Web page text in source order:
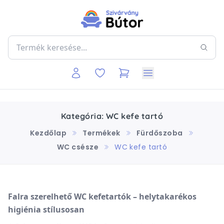
Kategória: WC kefe tartó
Kezdőlap
Termékek
Fürdőszoba
WC csésze
WC kefe tartó
Falra szerelhető WC kefetartók – helytakarékos
higiénia stílusosan